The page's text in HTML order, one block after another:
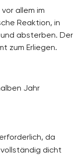
allem im
Reaktion, in
absterben. Der
zum Erliegen.
Jahr
da
dicht